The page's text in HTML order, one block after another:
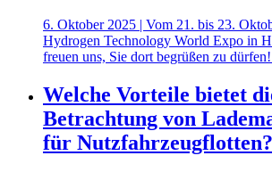
6. Oktober 2025 | Vom 21. bis 23.
Hydrogen Technology World Expo in
freuen uns, Sie dort begrüßen zu dürfen!
Welche Vorteile bietet
Betrachtung von
für Nutzfahrzeugflotten?